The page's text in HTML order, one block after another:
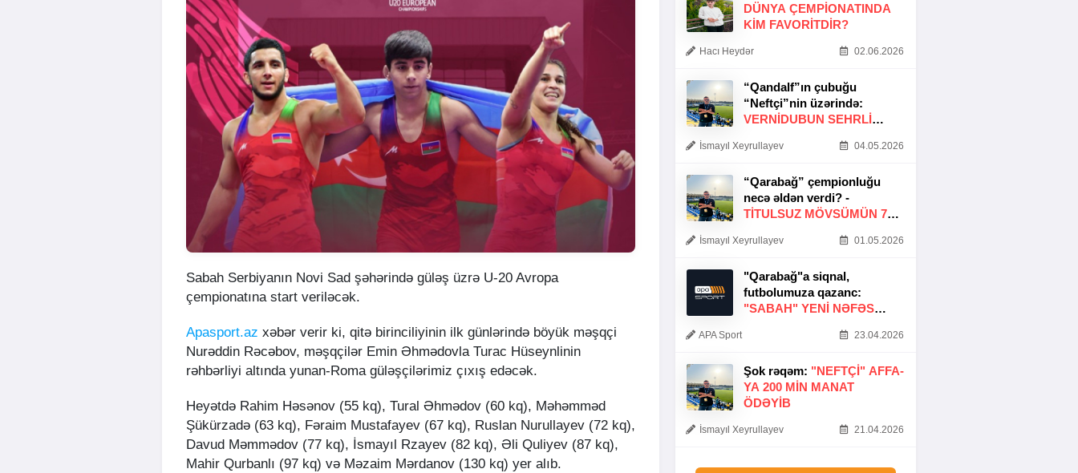
Sabah Serbiyanın Novi Sad şəhərində güləş üzrə U-20 Avropa
çempionatına start veriləcək.
Apasport.az xəbər verir ki, qitə birinciliyinin ilk günlərində böyük məşqçi
Nurəddin Rəcəbov, məşqçilər Emin Əhmədovla Turac Hüseynlinin
rəhbərliyi altında yunan-Roma güləşçilərimiz çıxış edəcək.
Heyətdə Rahim Həsənov (55 kq), Tural Əhmədov (60 kq), Məhəmməd
Şükürzadə (63 kq), Fəraim Mustafayev (67 kq), Ruslan Nurullayev (72 kq),
Davud Məmmədov (77 kq), İsmayıl Rzayev (82 kq), Əli Quliyev (87 kq),
Mahir Qurbanlı (97 kq) və Məzaim Mərdanov (130 kq) yer alıb.
DÜNYA ÇEMPIONATINDA
KIM FAVORITDIR?
Hacı Heydər 02.06.2026
“Qandalf”ın çubuğu
“Neftçi”nin üzərində:
VERNİDUBUN SEHRLİ
İsmayıl Xeyrullayev 04.05.2026
“Qarabağ” çempionluğu
necə əldən verdi? -
TITULSUZ MÖVSÜMÜN 7
İsmayıl Xeyrullayev 01.05.2026
"Qarabağ"a siqnal,
futbolumuza qazanc:
"SABAH" YENI NƏFƏS
APA Sport 23.04.2026
Şok rəqəm: "NEFTÇI" AFFA-
YA 200 MIN MANAT
ÖDƏYIB
İsmayıl Xeyrullayev 21.04.2026